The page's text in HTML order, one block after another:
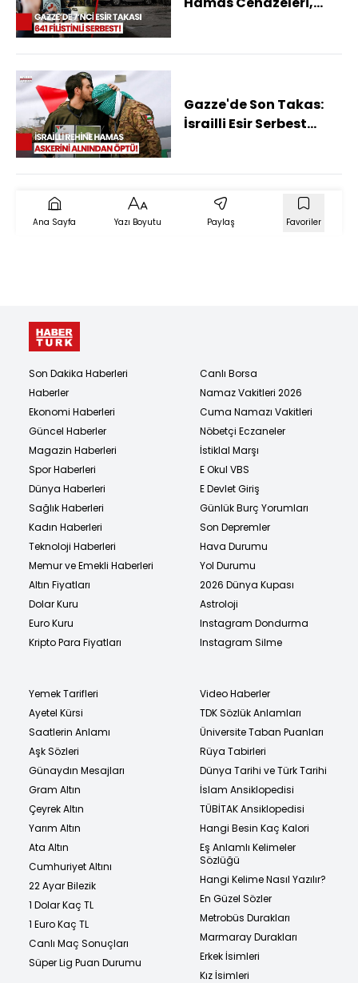
Gazze'de Son Takas:
İsrailli Esir Serbest
Öptü!
Ana Sayfa Yazı Boyutu Paylaş Favoriler
Son Dakika Haberleri
Haberler
Ekonomi Haberleri
Güncel Haberler
Magazin Haberleri
Spor Haberleri
Dünya Haberleri
Sağlık Haberleri
Kadın Haberleri
Teknoloji Haberleri
Memur ve Emekli Haberleri
Altın Fiyatları
Dolar Kuru
Euro Kuru
Kripto Para Fiyatları
Canlı Borsa
Namaz Vakitleri 2026
Cuma Namazı Vakitleri
Nöbetçi Eczaneler
İstiklal Marşı
E Okul VBS
E Devlet Giriş
Günlük Burç Yorumları
Son Depremler
Hava Durumu
Yol Durumu
2026 Dünya Kupası
Astroloji
Instagram Dondurma
Instagram Silme
Yemek Tarifleri
Ayetel Kürsi
Saatlerin Anlamı
Aşk Sözleri
Günaydın Mesajları
Gram Altın
Çeyrek Altın
Yarım Altın
Ata Altın
Cumhuriyet Altını
22 Ayar Bilezik
1 Dolar Kaç TL
1 Euro Kaç TL
Canlı Maç Sonuçları
Süper Lig Puan Durumu
Video Haberler
TDK Sözlük Anlamları
Üniversite Taban Puanları
Rüya Tabirleri
Dünya Tarihi ve Türk Tarihi
İslam Ansiklopedisi
TÜBİTAK Ansiklopedisi
Hangi Besin Kaç Kalori
Eş Anlamlı Kelimeler
Sözlüğü
Hangi Kelime Nasıl Yazılır?
En Güzel Sözler
Metrobüs Durakları
Marmaray Durakları
Erkek İsimleri
Kız İsimleri